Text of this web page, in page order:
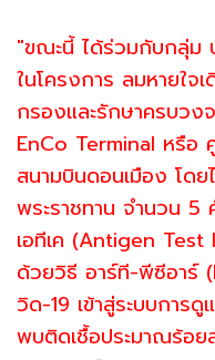
"ขณะนี้ ได้ร่วมกับกลุ่ม
ในโครงการ ลมหายใ
กรองและรักษาครบวง
EnCo Terminal หรือ
สนามบินดอนเมือง โด
พระราชทาน จำนวน 5
เอทีเค (Antigen
ด้วยวิธี อาร์ที-พีซีอาร์
วิด-19 เข้าสู่ระบบการ
พบติดเชื้อประมาณร้อย